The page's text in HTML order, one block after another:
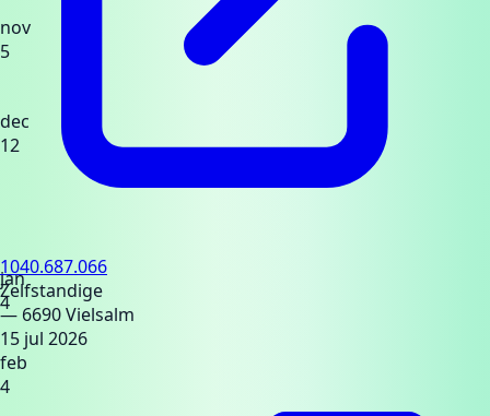
nov
5
dec
12
jan
4
feb
4
1040.687.066
Zelfstandige
— 6690 Vielsalm
15 jul 2026